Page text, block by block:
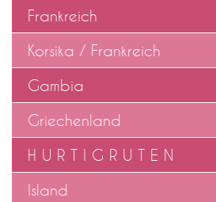
Frankreich
Korsika / Frankreich
Gambia
Griechenland
H U R T I G R U T E N
Island